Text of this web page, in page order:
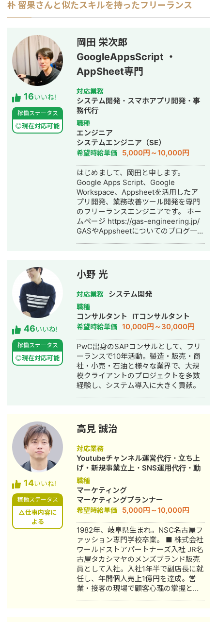
朴 留果さんと似たスキルを持ったフリーランス
16いいね!
稼働ステータス
◎現在対応可能
岡田 栄次郎
GoogleAppsScript ・
AppSheet専門
対応業務
システム開発・スマホアプリ開発・事
務代行
職種
エンジニア
システムエンジニア（SE）
希望時給単価 5,000円～10,000円
はじめまして、岡田と申します。
Google Apps Script、Google
Workspace、Appsheetを活用したア
プリ開発、業務改善ツール開発を専門
のフリーランスエンジニアです。 ホー
ムページ https://gas-engineering.jp/
GASやAppsheetについてのブログ一覧
Googleのサービスを使ったら、どんな
感じに開発できるのかイメージが湧か
ないという方も大歓迎！ フワッとした
イメージでも良いので「こんなことを
したい」という内容を伝えて頂けれ
ば、その内容を実現するための方法を
具体的に提案させて頂きます。 一度ビ
デオ会議でお話してみませんか？もち
ろん無料です。 【Google Apps
Script、Appsheetで開発するメリッ
ト】 ★月々にかかる費用がタダ！
Googleアカウントさえあれば利用可能
なので月々にかかる費用が0円です。
GASによる開発は、長期的にみて非常
で、作業量が少なく済み、その分コス
トを抑えることができます。 ★他の
Googleサービスとの連携ができるので
自由度が高い Google WorkSpace間の
連携ができるので、用途に合わせて自
由度高くシステムを作ることができま
す。 GAS、Appsheetの経験が豊富な
私に開発をお任せ頂ければ、御社の業
務の効率化に貢献することが可能で
す。是非宜しくお願い致します。 【無
料ヒアリング】 ★無料ヒアリング予約
フォーム★
https://forms.gle/f7DVaUkwYAMdyMxf7
46いいね!
稼働ステータス
◎現在対応可能
小野 光
対応業務 システム開発
職種
コンサルタント ITコンサルタント
希望時給単価 10,000円～30,000円
PwC出身のSAPコンサルとして、フリ
ーランスで10年活動。製造・販売・商
社・小売・石油と様々な業界で、大規
模クライアントのプロジェクトを多数
経験し、システム導入に大きく貢献。
14いいね!
稼働ステータス
△仕事内容に
よる
高見 誠治
対応業務
Youtubeチャンネル運営代行・立ち上
げ・新規事業立上・SNS運用代行・動
画制作・動画編集
職種
マーケティング
マーケティングプランナー
希望時給単価 5,000円～10,000円
1982年、岐阜県生まれ。NSC名古屋フ
ァッション専門学校卒業。 ■ 株式会社
ワールドストアパートナーズ入社 JR名
古屋タカシマヤのメンズブランド販売
員として入社。入社1年半で副店長に就
任し、年間個人売上1億円を達成。営
業・接客の現場で顧客心理の掌握と売